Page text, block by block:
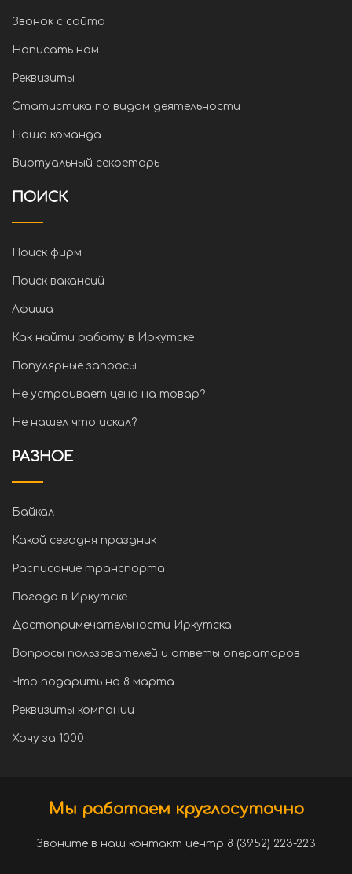
Звонок с сайта
Написать нам
Реквизиты
Статистика по видам деятельности
Наша команда
Виртуальный секретарь
ПОИСК
Поиск фирм
Поиск вакансий
Афиша
Как найти работу в Иркутске
Популярные запросы
Не устраивает цена на товар?
Не нашел что искал?
РАЗНОЕ
Байкал
Какой сегодня праздник
Расписание транспорта
Погода в Иркутске
Достопримечательности Иркутска
Вопросы пользователей и ответы операторов
Что подарить на 8 марта
Реквизиты компании
Хочу за 1000
Мы работаем круглосуточно
Звоните в наш контакт центр 8 (3952) 223-223